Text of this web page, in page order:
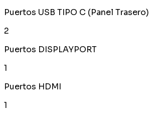
Puertos USB TIPO C (Panel Trasero)
2
Puertos DISPLAYPORT
1
Puertos HDMI
1